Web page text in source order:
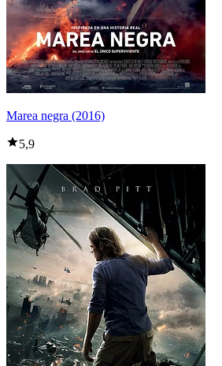
Marea negra (2016)
5,9